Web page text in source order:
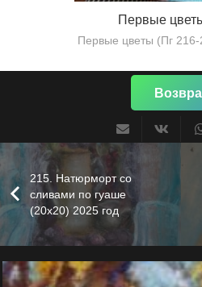
Первые
Первые цветы (Пг 216-
215. Натюрморт со
сливами по гуаше
(20х20) 2025 год